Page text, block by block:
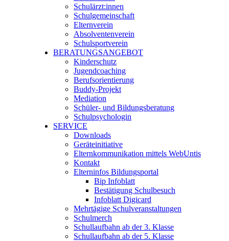
Schulärzt:innen
Schulgemeinschaft
Elternverein
Absolventenverein
Schulsportverein
BERATUNGSANGEBOT
Kinderschutz
Jugendcoaching
Berufsorientierung
Buddy-Projekt
Mediation
Schüler- und Bildungsberatung
Schulpsychologin
SERVICE
Downloads
Geräteinitiative
Elternkommunikation mittels WebUntis
Kontakt
Elterninfos Bildungsportal
Bip Infoblatt
Bestätigung Schulbesuch
Infoblatt Digicard
Mehrtägige Schulveranstaltungen
Schulmerch
Schullaufbahn ab der 3. Klasse
Schullaufbahn ab der 5. Klasse